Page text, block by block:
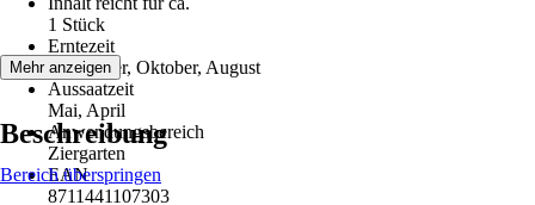
1 Stück
Erntezeit
September, Oktober, August
Aussaatzeit
Mai, April
Anwendungsbereich
Ziergarten
EAN
8711441107303
Mehr anzeigen
Beschreibung
Bereich überspringen